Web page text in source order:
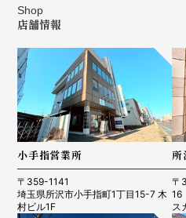
Shop
店舗情報
小手指営業所
〒359-1141
埼玉県所沢市小手指町1丁目15-7 木
村ビル1F
所
〒
16
ス